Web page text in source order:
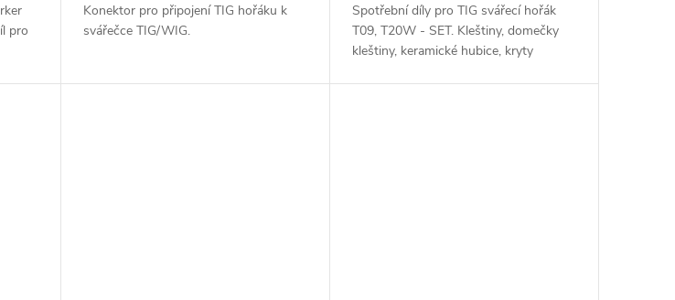
pro
Konektor pro připojení TIG hořáku k
svářečce TIG/WIG.
Spotřební díly pro TIG svářecí hořák
T09, T20W - SET. Kleštiny, domečky
kleštiny, keramické hubice, kryty